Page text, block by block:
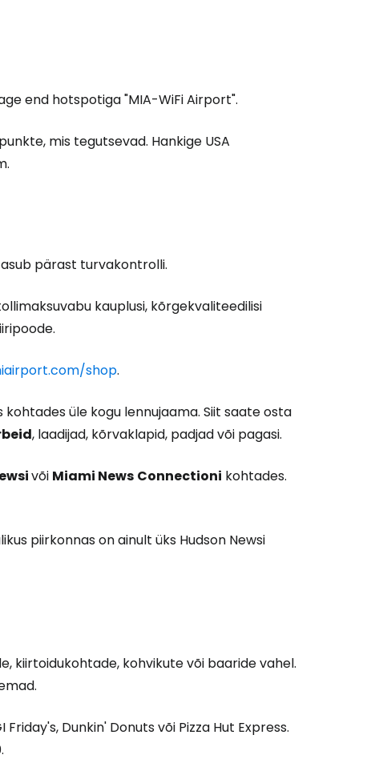
end hotspotiga "MIA-WiFi Airport".
mis tegutsevad. Hankige USA
pärast turvakontrolli.
kauplusi, kõrgekvaliteedilisi
shop.
kohtades üle kogu lennujaama. Siit saate osta
, laadijad, kõrvaklapid, padjad või pagasi.
või Miami News Connectioni kohtades.
piirkonnas on ainult üks Hudson Newsi
kiirtoidukohtade, kohvikute või baaride vahel.
Dunkin' Donuts või Pizza Hut Express.